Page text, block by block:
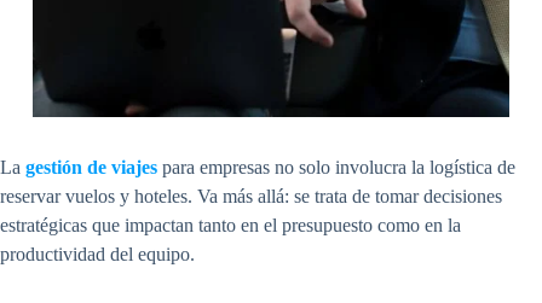
La gestión de viajes para empresas no solo involucra la logística de
reservar vuelos y hoteles. Va más allá: se trata de tomar decisiones
estratégicas que impactan tanto en el presupuesto como en la
productividad del equipo.